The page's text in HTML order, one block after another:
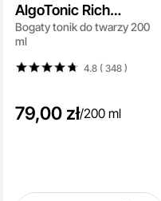
AlgoTonic Rich
Moisturizing Face
Tonic
Bogaty tonik do twarzy 200
ml
4.8 ( 348)
79,00 zł/200 ml